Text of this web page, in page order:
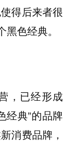
得后来者很
色经典。
，已经形成
经典”的品牌
消费品牌，